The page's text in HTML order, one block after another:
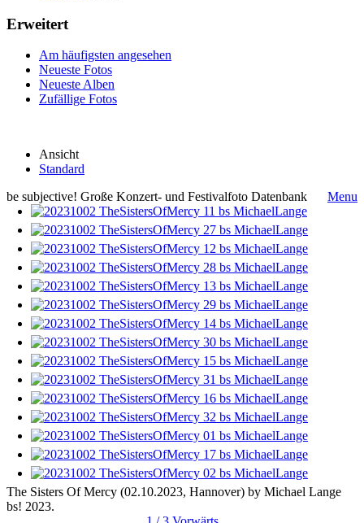
Erweitert
Am häufigsten angesehen
Neueste Fotos
Neueste Alben
Zufällige Fotos
Ansicht
Standard
be subjective! Große Konzert- und Festivalfoto Datenbank
Menu
The Sisters Of Mercy (02.10.2023, Hannover) by Michael Lange
bs! 2023.